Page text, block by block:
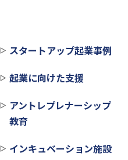
スタートアップ起業事例
起業に向けた支援
アントレプレナーシップ
教育
インキュベーション施設